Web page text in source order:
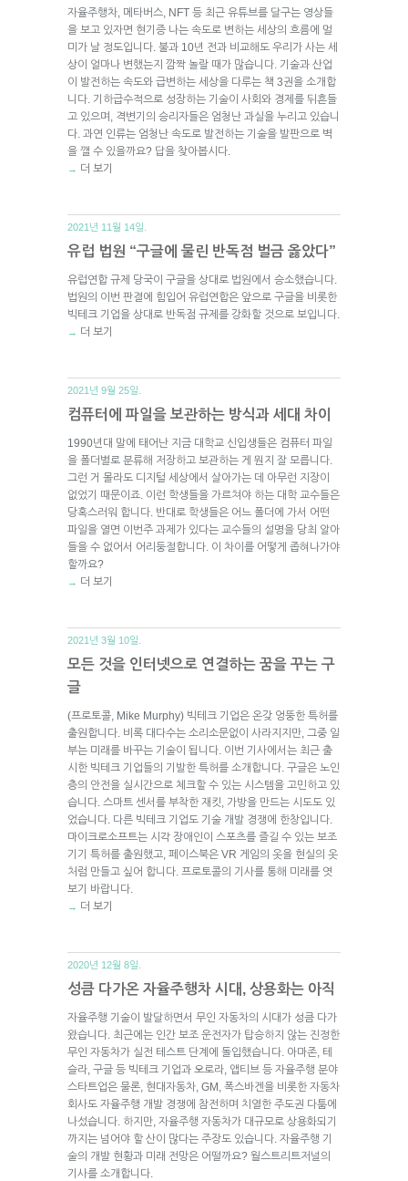
자율주행차, 메타버스, NFT 등 최근 유튜브를 달구는 영상들
을 보고 있자면 현기증 나는 속도로 변하는 세상의 흐름에 멀
미가 날 정도입니다. 불과 10년 전과 비교해도 우리가 사는 세
상이 얼마나 변했는지 깜짝 놀랄 때가 많습니다. 기술과 산업
이 발전하는 속도와 급변하는 세상을 다루는 책 3권을 소개합
니다. 기하급수적으로 성장하는 기술이 사회와 경제를 뒤흔들
고 있으며, 격변기의 승리자들은 엄청난 과실을 누리고 있습니
다. 과연 인류는 엄청난 속도로 발전하는 기술을 발판으로 벽
을 깰 수 있을까요? 답을 찾아봅시다.
→ 더 보기
2021년 11월 14일.
유럽 법원 “구글에 물린 반독점 벌금 옳았다”
유럽연합 규제 당국이 구글을 상대로 법원에서 승소했습니다.
법원의 이번 판결에 힘입어 유럽연합은 앞으로 구글을 비롯한
빅테크 기업을 상대로 반독점 규제를 강화할 것으로 보입니다.
→ 더 보기
2021년 9월 25일.
컴퓨터에 파일을 보관하는 방식과 세대 차이
1990년대 말에 태어난 지금 대학교 신입생들은 컴퓨터 파일
을 폴더별로 분류해 저장하고 보관하는 게 뭔지 잘 모릅니다.
그런 거 몰라도 디지털 세상에서 살아가는 데 아무런 지장이
없었기 때문이죠. 이런 학생들을 가르쳐야 하는 대학 교수들은
당혹스러워 합니다. 반대로 학생들은 어느 폴더에 가서 어떤
파일을 열면 이번주 과제가 있다는 교수들의 설명을 당최 알아
들을 수 없어서 어리둥절합니다. 이 차이를 어떻게 좁혀나가야
할까요?
→ 더 보기
2021년 3월 10일.
모든 것을 인터넷으로 연결하는 꿈을 꾸는 구
글
(프로토콜, Mike Murphy) 빅테크 기업은 온갖 엉뚱한 특허를
출원합니다. 비록 대다수는 소리소문없이 사라지지만, 그중 일
부는 미래를 바꾸는 기술이 됩니다. 이번 기사에서는 최근 출
시한 빅테크 기업들의 기발한 특허를 소개합니다. 구글은 노인
층의 안전을 실시간으로 체크할 수 있는 시스템을 고민하고 있
습니다. 스마트 센서를 부착한 재킷, 가방을 만드는 시도도 있
었습니다. 다른 빅테크 기업도 기술 개발 경쟁에 한창입니다.
마이크로소프트는 시각 장애인이 스포츠를 즐길 수 있는 보조
기기 특허를 출원했고, 페이스북은 VR 게임의 옷을 현실의 옷
처럼 만들고 싶어 합니다. 프로토콜의 기사를 통해 미래를 엿
보기 바랍니다.
→ 더 보기
2020년 12월 8일.
성큼 다가온 자율주행차 시대, 상용화는 아직
자율주행 기술이 발달하면서 무인 자동차의 시대가 성큼 다가
왔습니다. 최근에는 인간 보조 운전자가 탑승하지 않는 진정한
무인 자동차가 실전 테스트 단계에 돌입했습니다. 아마존, 테
슬라, 구글 등 빅테크 기업과 오로라, 앱티브 등 자율주행 분야
스타트업은 물론, 현대자동차, GM, 폭스바겐을 비롯한 자동차
회사도 자율주행 개발 경쟁에 참전하며 치열한 주도권 다툼에
나섰습니다. 하지만, 자율주행 자동차가 대규모로 상용화되기
까지는 넘어야 할 산이 많다는 주장도 있습니다. 자율주행 기
술의 개발 현황과 미래 전망은 어떨까요? 월스트리트저널의
기사를 소개합니다.